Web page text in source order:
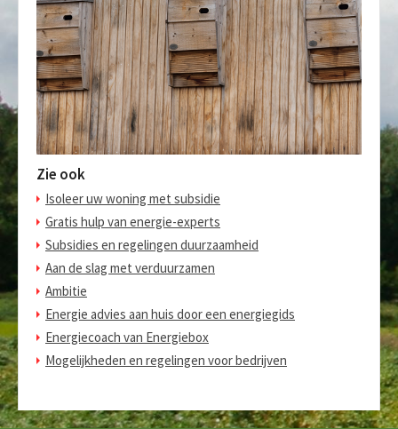
Zie ook
Isoleer uw woning met subsidie
Gratis hulp van energie-experts
Subsidies en regelingen duurzaamheid
Aan de slag met verduurzamen
Ambitie
Energie advies aan huis door een energiegids
Energiecoach van Energiebox
Mogelijkheden en regelingen voor bedrijven